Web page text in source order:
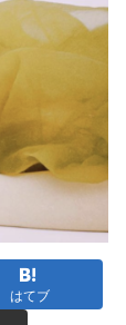
はてブ